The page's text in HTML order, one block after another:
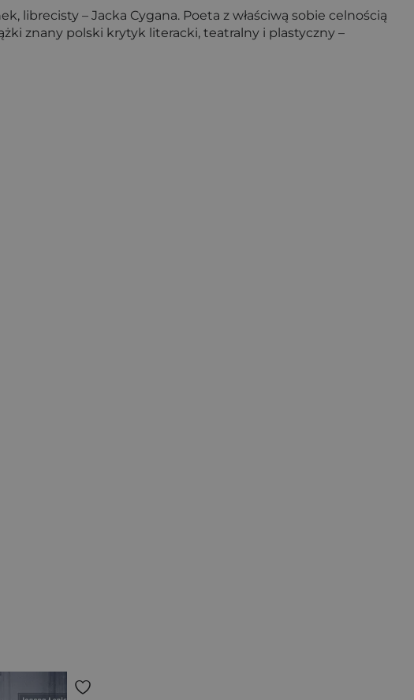
librecisty – Jacka Cygana. Poeta z właściwą sobie celnością
znany polski krytyk literacki, teatralny i plastyczny –